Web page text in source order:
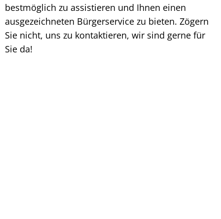
bestmöglich zu assistieren und Ihnen einen
ausgezeichneten Bürgerservice zu bieten. Zögern
Sie nicht, uns zu kontaktieren, wir sind gerne für
Sie da!